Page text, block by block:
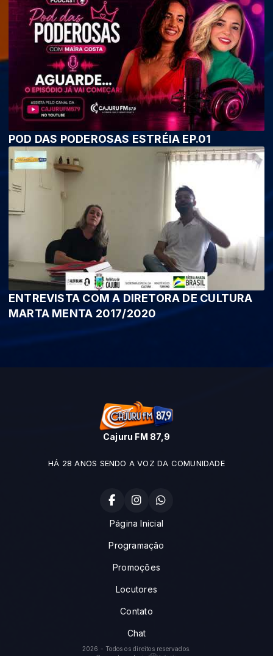
POD DAS PODEROSAS ESTRÉIA EP.01
ENTREVISTA COM A DIRETORA DE CULTURA
MARTA MENTA 2017/2020
Cajuru FM 87,9
HÁ 28 ANOS SENDO A VOZ DA COMUNIDADE
Página Inicial
Programação
Promoções
Locutores
Contato
Chat
2026 - Todos os direitos reservados.